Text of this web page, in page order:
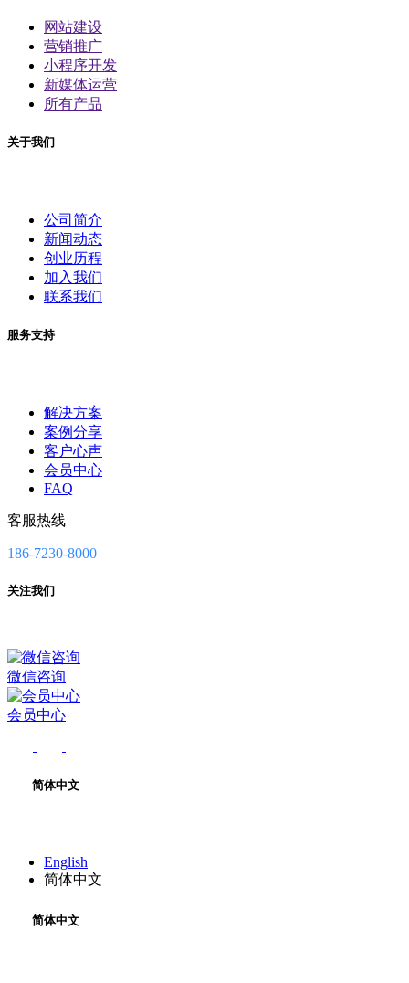
网站建设
营销推广
小程序开发
新媒体运营
所有产品
关于我们
公司简介
新闻动态
创业历程
加入我们
联系我们
服务支持
解决方案
案例分享
客户心声
会员中心
FAQ
客服热线
186-7230-8000
关注我们
微信咨询
会员中心
简体中文
English
简体中文
简体中文